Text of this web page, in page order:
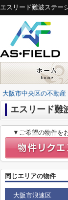
エスリード難波ステー
大阪市中央区の不動
エスリード難
▼ご希望の物件を
同じエリアの物件
大阪市浪速区